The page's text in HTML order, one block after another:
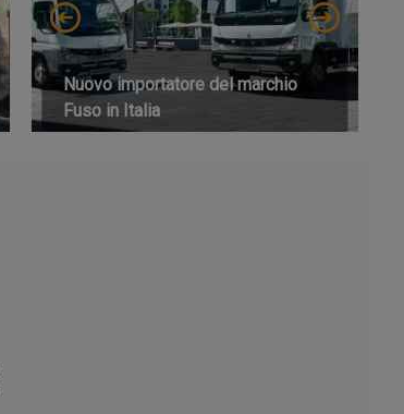
Nuovo importatore del marchio
Fuso in Italia